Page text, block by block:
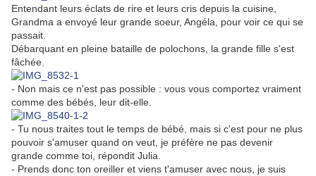
Entendant leurs éclats de rire et leurs cris depuis la cuisine,
Grandma a envoyé leur grande soeur, Angéla, pour voir ce qui se
passait.
Débarquant en pleine bataille de polochons, la grande fille s'est
fâchée.
- Non mais ce n'est pas possible : vous vous comportez vraiment
comme des bébés, leur dit-elle.
- Tu nous traites tout le temps de bébé, mais si c'est pour ne plus
pouvoir s'amuser quand on veut, je préfère ne pas devenir
grande comme toi, répondit Julia.
- Prends donc ton oreiller et viens t'amuser avec nous, je suis